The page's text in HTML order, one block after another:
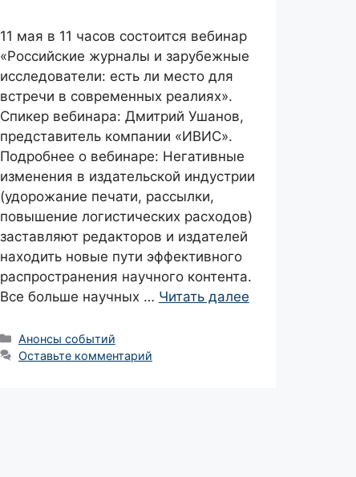
11 мая в 11 часов состоится вебинар
«Российские журналы и зарубежные
исследователи: есть ли место для
встречи в современных реалиях».
Спикер вебинара: Дмитрий Ушанов,
представитель компании «ИВИС».
Подробнее о вебинаре: Негативные
изменения в издательской индустрии
(удорожание печати, рассылки,
повышение логистических расходов)
заставляют редакторов и издателей
находить новые пути эффективного
распространения научного контента.
Все больше научных … Читать далее
Рубрики
Анонсы событий
Оставьте комментарий